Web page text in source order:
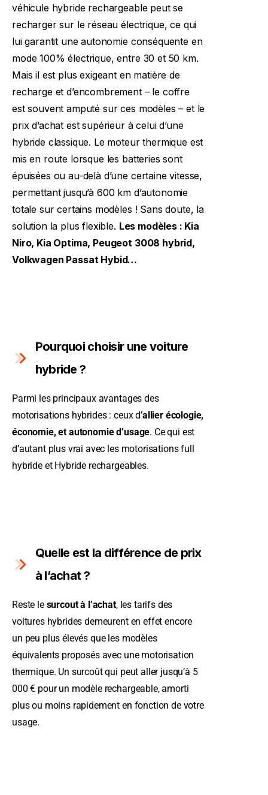
véhicule hybride rechargeable peut se
recharger sur le réseau électrique, ce qui
lui garantit une autonomie conséquente en
mode 100% électrique, entre 30 et 50 km.
Mais il est plus exigeant en matière de
recharge et d’encombrement – le coffre
est souvent amputé sur ces modèles – et le
prix d’achat est supérieur à celui d’une
hybride classique. Le moteur thermique est
mis en route lorsque les batteries sont
épuisées ou au-delà d’une certaine vitesse,
permettant jusqu’à 600 km d’autonomie
totale sur certains modèles ! Sans doute, la
solution la plus flexible. Les modèles : Kia
Niro, Kia Optima, Peugeot 3008 hybrid,
Volkwagen Passat Hybid…
Pourquoi choisir une voiture
hybride ?
Parmi les principaux avantages des
motorisations hybrides : ceux d’allier écologie,
économie, et autonomie d’usage. Ce qui est
d’autant plus vrai avec les motorisations full
hybride et Hybride rechargeables.
Quelle est la différence de prix
à l’achat ?
Reste le surcout à l’achat, les tarifs des
voitures hybrides demeurent en effet encore
un peu plus élevés que les modèles
équivalents proposés avec une motorisation
thermique. Un surcoût qui peut aller jusqu’à 5
000 € pour un modèle rechargeable, amorti
plus ou moins rapidement en fonction de votre
usage.